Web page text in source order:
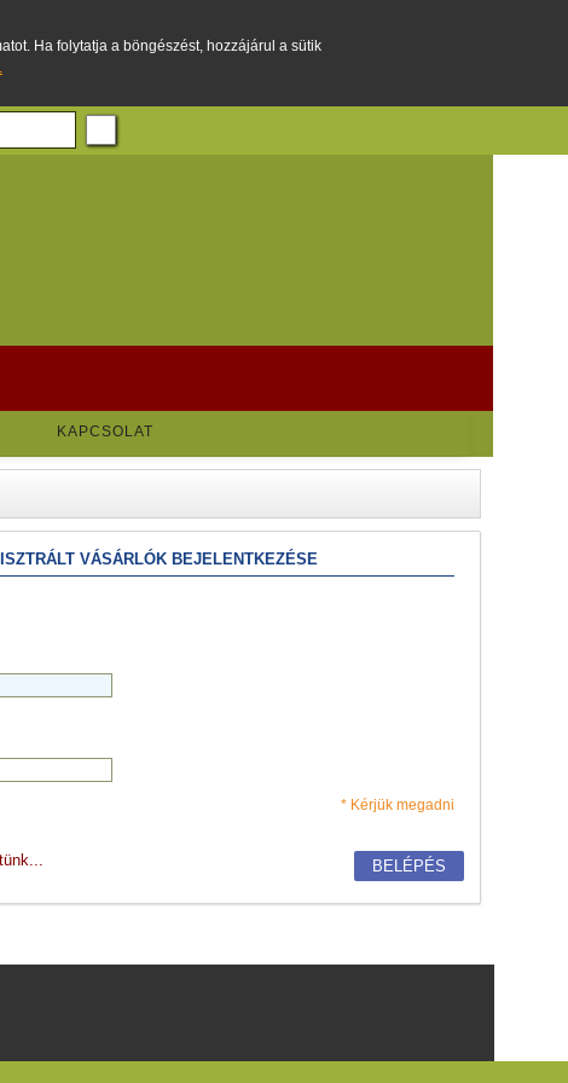
Ha folytatja a böngészést, hozzájárul a sütik
KAPCSOLAT
VÁSÁRLÓK BEJELENTKEZÉSE
* Kérjük megadni
BELÉPÉS